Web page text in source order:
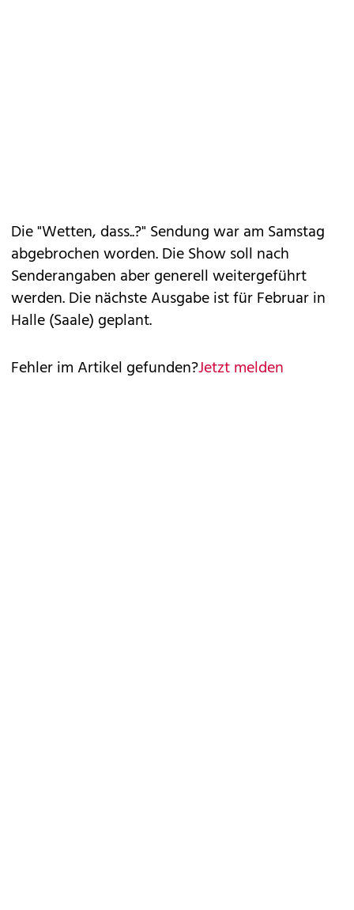
Die "Wetten, dass..?" Sendung war am Samstag
abgebrochen worden. Die Show soll nach
Senderangaben aber generell weitergeführt
werden. Die nächste Ausgabe ist für Februar in
Halle (Saale) geplant.
Fehler im Artikel gefunden?Jetzt melden